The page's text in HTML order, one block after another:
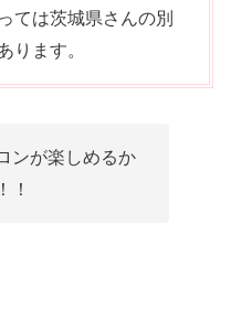
ては茨城県さんの別
ります。
ンが楽しめるか
！